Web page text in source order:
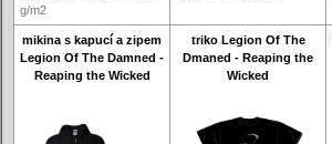
g/m2
mikina s kapucí a zipem
Legion Of The Damned -
Reaping the Wicked
triko Legion Of The
Dmaned - Reaping the
Wicked